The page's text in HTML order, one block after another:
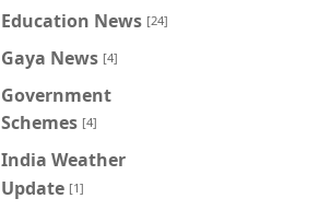
Education News [24]
Gaya News [4]
Government
Schemes [4]
India Weather
Update [1]